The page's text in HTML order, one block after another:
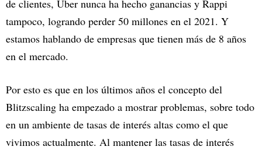
de clientes, Uber nunca ha hecho ganancias y Rappi
tampoco, logrando perder 50 millones en el 2021. Y
estamos hablando de empresas que tienen más de 8 años
en el mercado.
Por esto es que en los últimos años el concepto del
Blitzscaling ha empezado a mostrar problemas, sobre todo
en un ambiente de tasas de interés altas como el que
vivimos actualmente. Al mantener las tasas de interés